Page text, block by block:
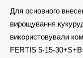
Для основного
вирощування
використовували
FERTIS 5-15-